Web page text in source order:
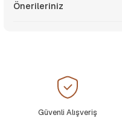
Önerileriniz
Güvenli Alışveriş